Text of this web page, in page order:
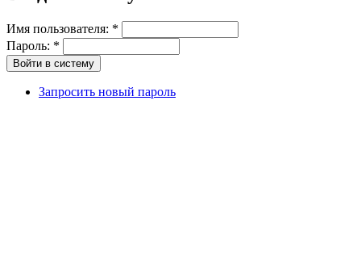
Имя пользователя: *
Пароль: *
Запросить новый пароль